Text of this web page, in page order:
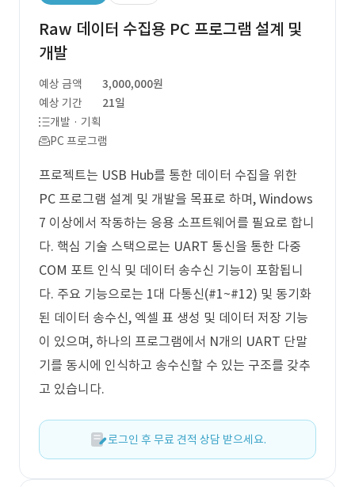
Raw 데이터 수집용 PC 프로그램 설계 및
개발
예상 금액
3,000,000원
예상 기간
21일
개발 · 기획
PC 프로그램
프로젝트는 USB Hub를 통한 데이터 수집을 위한
PC 프로그램 설계 및 개발을 목표로 하며, Windows
7 이상에서 작동하는 응용 소프트웨어를 필요로 합니
다. 핵심 기술 스택으로는 UART 통신을 통한 다중
COM 포트 인식 및 데이터 송수신 기능이 포함됩니
다. 주요 기능으로는 1대 다통신(#1~#12) 및 동기화
된 데이터 송수신, 엑셀 표 생성 및 데이터 저장 기능
이 있으며, 하나의 프로그램에서 N개의 UART 단말
기를 동시에 인식하고 송수신할 수 있는 구조를 갖추
고 있습니다.
로그인 후 무료 견적 상담 받으세요.